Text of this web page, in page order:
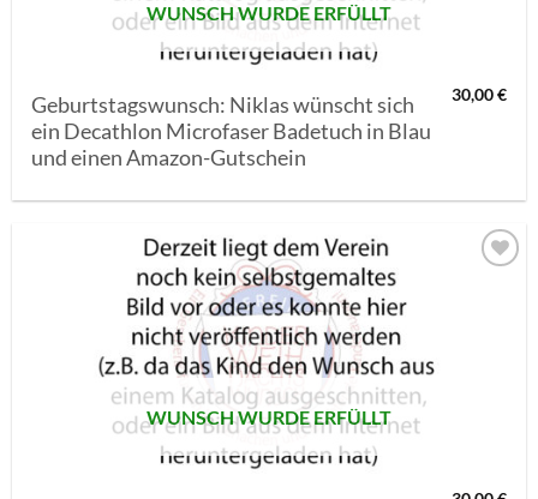
WUNSCH WURDE ERFÜLLT
Geburtstagswunsch: Niklas wünscht sich
ein Decathlon Microfaser Badetuch in Blau
und einen Amazon-Gutschein
30,00€
WUNSCH WURDE ERFÜLLT